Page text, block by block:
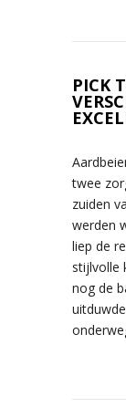
PICK
twee
zuiden
werden
liep de
stijlvolle
nog de